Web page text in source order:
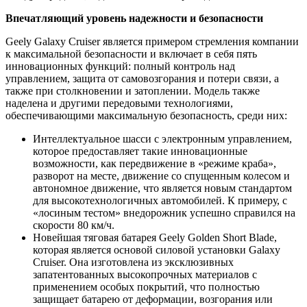
Впечатляющий уровень надежности и безопасности
Geely Galaxy Cruiser является примером стремления компании
к максимальной безопасности и включает в себя пять
инновационных функций: полный контроль над
управлением, защита от самовозгорания и потери связи, а
также при столкновении и затоплении. Модель также
наделена и другими передовыми технологиями,
обеспечивающими максимальную безопасность, среди них:
Интеллектуальное шасси с электронным управлением,
которое предоставляет такие инновационные
возможности, как передвижение в «режиме краба»,
разворот на месте, движение со спущенным колесом и
автономное движение, что является новым стандартом
для высокотехнологичных автомобилей. К примеру, с
«лосиным тестом» внедорожник успешно справился на
скорости 80 км/ч.
Новейшая тяговая батарея Geely Golden Short Blade,
которая является основой силовой установки Galaxy
Cruiser. Она изготовлена из эксклюзивных
запатентованных высокопрочных материалов с
применением особых покрытий, что полностью
защищает батарею от деформации, возгорания или